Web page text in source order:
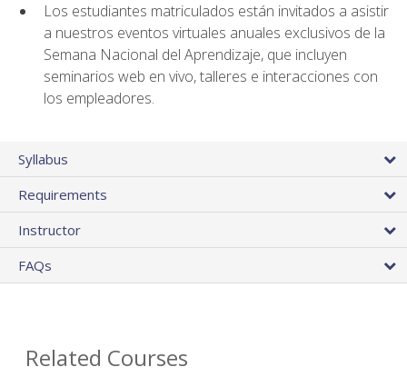
Los estudiantes matriculados están invitados a asistir
a nuestros eventos virtuales anuales exclusivos de la
Semana Nacional del Aprendizaje, que incluyen
seminarios web en vivo, talleres e interacciones con
los empleadores.
Syllabus
Requirements
Instructor
FAQs
Related Courses